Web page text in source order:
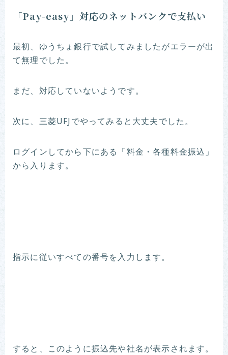
「Pay-easy」対応のネットバンクで支払い
最初、ゆうちょ銀行で試してみましたがエラーが出
て無理でした。
まだ、対応していないようです。
次に、三菱UFJでやってみると大丈夫でした。
ログインしてから下にある「料金・各種料金振込」
から入ります。
指示に従いすべての番号を入力します。
すると、このように振込先や社名が表示されます。